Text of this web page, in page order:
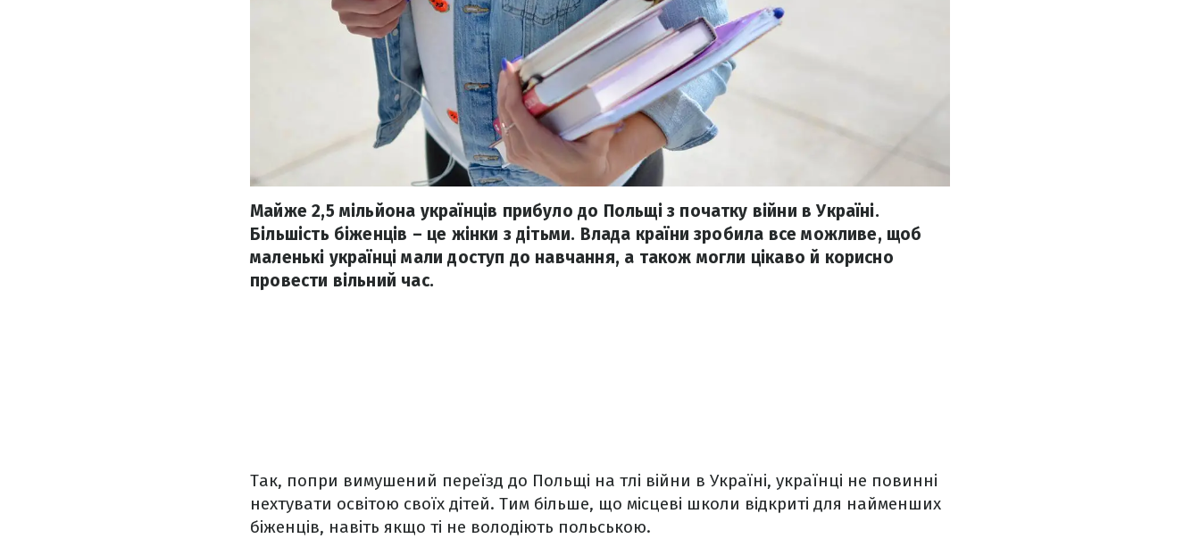
Майже 2,5 мільйона українців прибуло до Польщі з початку війни в Україні.
Більшість біженців – це жінки з дітьми. Влада країни зробила все можливе, щоб
маленькі українці мали доступ до навчання, а також могли цікаво й корисно
провести вільний час.
Так, попри вимушений переїзд до Польщі на тлі війни в Україні, українці не повинні
нехтувати освітою своїх дітей. Тим більше, що місцеві школи відкриті для найменших
біженців, навіть якщо ті не володіють польською.